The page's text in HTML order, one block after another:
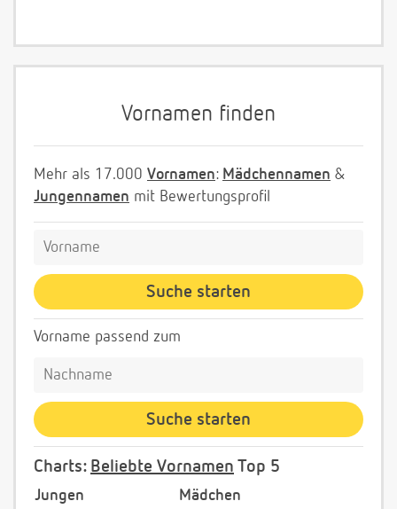
Vornamen finden
Mehr als 17.000 Vornamen: Mädchennamen &
Jungennamen mit Bewertungsprofil
Vorname passend zum
Charts: Beliebte Vornamen Top 5
Jungen Mädchen